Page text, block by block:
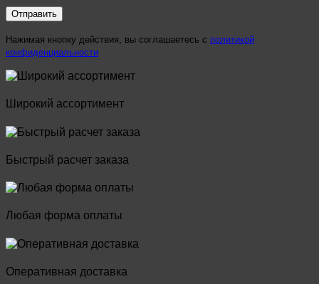
Нажимая кнопку действия, вы соглашаетесь с политикой
конфиденциальности
Широкий ассортимент
Быстрый расчет заказа
Любая форма оплаты
Оперативная доставка